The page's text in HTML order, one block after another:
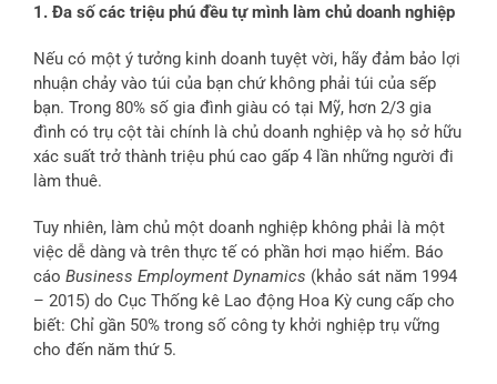
1. Đa số các triệu phú đều tự mình làm chủ doanh nghiệp
Nếu có một ý tưởng kinh doanh tuyệt vời, hãy đảm bảo lợi
nhuận chảy vào túi của bạn chứ không phải túi của sếp
bạn. Trong 80% số gia đình giàu có tại Mỹ, hơn 2/3 gia
đình có trụ cột tài chính là chủ doanh nghiệp và họ sở hữu
xác suất trở thành triệu phú cao gấp 4 lần những người đi
làm thuê.
Tuy nhiên, làm chủ một doanh nghiệp không phải là một
việc dễ dàng và trên thực tế có phần hơi mạo hiểm. Báo
cáo Business Employment Dynamics (khảo sát năm 1994
– 2015) do Cục Thống kê Lao động Hoa Kỳ cung cấp cho
biết: Chỉ gần 50% trong số công ty khởi nghiệp trụ vững
cho đến năm thứ 5.